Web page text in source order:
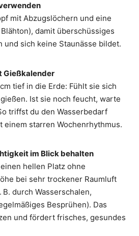
mit Abzugslöchern und eine
damit überschüssiges
und sich keine Staunässe bildet.
Gießkalender
tief in die Erde: Fühlt sie sich
Ist sie noch feucht, warte
triffst du den Wasserbedarf
einem starren Wochenrhythmus.
im Blick behalten
hellen Platz ohne
bei sehr trockener Raumluft
durch Wasserschalen,
Besprühen). Das
und fördert frisches, gesundes